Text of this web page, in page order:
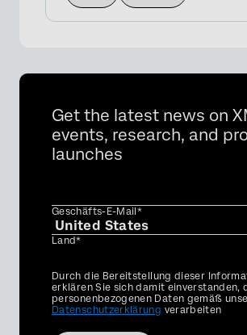
Get the latest news on
events, research, and
launches
Geschäfts-E-Mail*
Land*
Privacy
Optin
Durch die Bereitstellung dieser
erklären Sie sich damit einverstanden,
personenbezogenen Daten gemäß
Datenschutzerklärung verarbeiten